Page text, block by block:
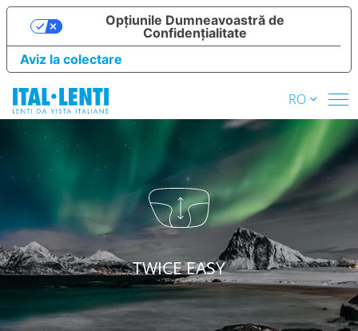
RO
TWICE EASY
Aviz la colectare
Opțiunile Dumneavoastră de
Confidențialitate